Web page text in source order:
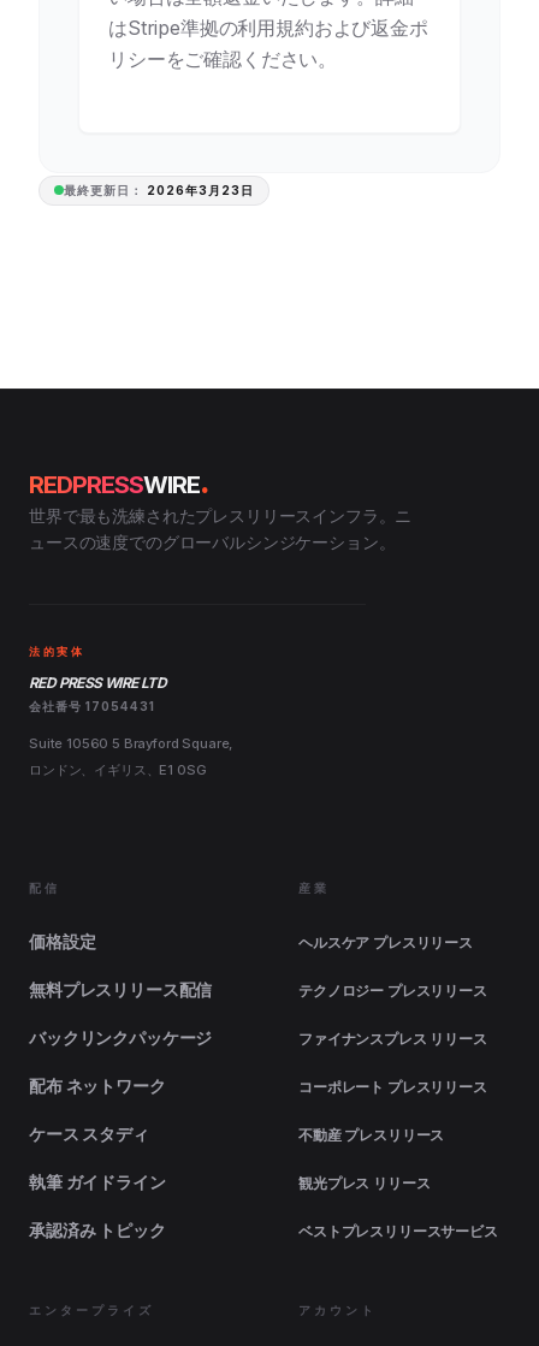
はStripe準拠の利用規約および返金ポ
リシーをご確認ください。
最終更新日： 2026年3月23日
REDPRESSWIRE.
世界で最も洗練されたプレスリリースインフラ。ニ
ュースの速度でのグローバルシンジケーション。
法的実体
RED PRESS WIRE LTD
会社番号 17054431
Suite 10560 5 Brayford Square,
ロンドン、イギリス、E1 0SG
配信
価格設定
無料プレスリリース配信
バックリンクパッケージ
配布 ネットワーク
ケース スタディ
執筆 ガイドライン
承認済み トピック
産業
ヘルスケア プレスリリース
テクノロジー プレスリリース
ファイナンスプレス リリース
コーポレート プレスリリース
不動産 プレスリリース
観光プレス リリース
ベストプレスリリースサービス
エンタープライズ アカウント